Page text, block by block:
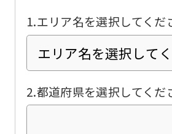
1.エリア名を選択してくだ
2.都道府県を選択してくだ
into
Click
the
link